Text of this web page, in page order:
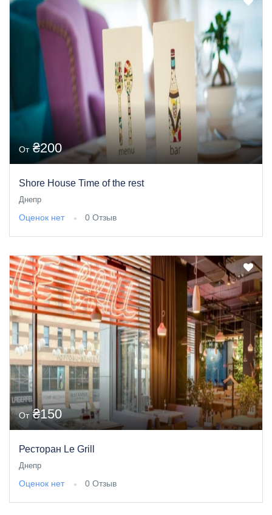
От₴200
Shore House Time of the rest
Днепр
Оценок нет 0 Отзыв
От₴150
Ресторан Le Grill
Днепр
Оценок нет 0 Отзыв